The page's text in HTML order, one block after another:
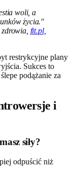
woli, a
życia."
fit.pl,
restrykcyjne plany
Sukces to
podążanie za
i
siły?
odpuścić niż